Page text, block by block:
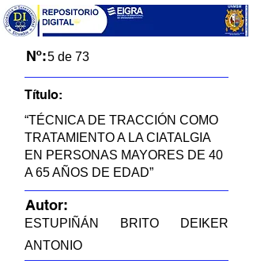
Nº:5 de 73
Título:
“TÉCNICA DE TRACCIÓN COMO
TRATAMIENTO A LA CIATALGIA
EN PERSONAS MAYORES DE 40
A 65 AÑOS DE EDAD”
ESTUPIÑÁN BRITO DEIKER
ANTONIO
Autor: